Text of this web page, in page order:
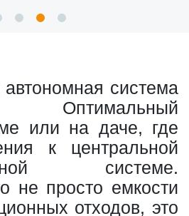
система
Оптимальный
или на даче, где
к центральной
системе.
не просто емкости
отходов, это